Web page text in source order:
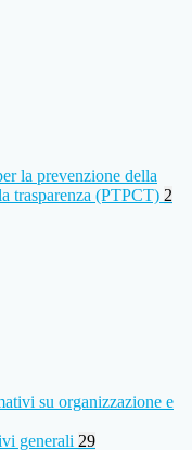
la prevenzione della
trasparenza (PTPCT) 2
su organizzazione e
generali 29